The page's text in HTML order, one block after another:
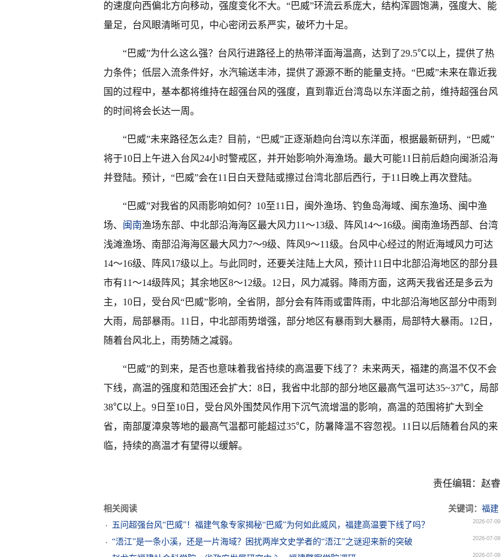
的速度向西偏北方向移动，强度变化不大。“巴威”环流云系庞大，结构浑圆饱满，强度大、能
量足，台风眼清晰可见，中心密闭云系严实，破坏力十足。
“巴威”为什么这么强？台风行进路径上的热带洋面海温高，达到了29.5℃以上，提供了热
力条件；低层入流条件好，水汽输送丰沛，提供了源源不断的能量支持。“巴威”未来在靠近我
国的过程中，基本都将维持在超强台风的强度，直到靠近台湾岛以东洋面之前，维持超强台风
的时间将会长达一周。
“巴威”未来路径怎么走？目前，“巴威”正逐渐趋向台湾以东洋面，根据最新研判，“巴威”
将于10日上午进入台风24小时警戒区，并开始影响外海渔场。最大可能11日前后趋向闽浙沿海
并登陆。预计，“巴威”会在11日白天登陆或擦过台湾北部后西行，于11日晚上再次登陆。
“巴威”对我省的风雨影响如何？10至11日，闽外渔场、钓鱼岛海域、闽东渔场、闽中渔
场、 闽南渔场东部、中北部沿海海区最大风力11～13级、阵风14～16级。闽南渔场西部、台湾
浅滩渔场、南部沿海海区最大风力7～9级、阵风9～11级。台风中心经过的附近海域风力可达
14～16级、阵风17级以上。与此同时，还要关注陆上大风，预计11日中北部沿海地区的部分县
市有11～14级阵风；其余地区8～12级。12日，风力减弱。降雨方面，这两天我省还是多云为
主，10日，受台风“巴威”影响，全省阴，部分会有阵雨或雷阵雨，中北部沿海地区部分中雨到
大雨，局部暴雨。11日，中北部雨势增强，部分地区有暴雨到大暴雨，局部特大暴雨。12日，
随着台风北上，雨势随之减弱。
“巴威”的到来，是否也意味着我省持续的高温要下线了？未来两天，福建的高温不仅不会
下线，高温的强度和范围还会扩大：8日，我省中北部的部分地区最高气温可达35~37℃，局部
38℃以上。9日至10日，受台风外围焚风作用下沉气流增温的影响，高温的范围将扩大到全
省，南部厦漳泉等地的最高气温都可能超过35℃，防暑降温不容忽视。11日以后随着台风的来
临，持续的高温才有望得以缓解。
责任编辑：赵睿
相关阅读 关键词： 福建
五问超强台风“巴威”！福建气象专家揭秘“巴威”为何如此威风，福建高温要下线了吗？
2026-07-09
“浯江”是一条小溪，还是一片海域？困扰两岸文史学者的“浯江”之谜迎来新的突破 2026-07-09
2026-07-09